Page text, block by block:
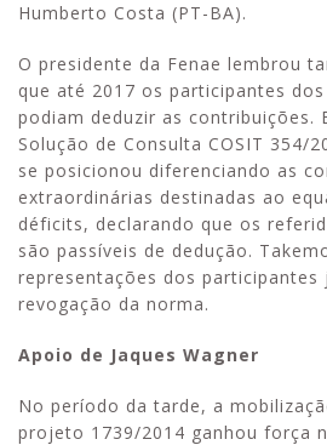
Humberto Costa (PT-BA).
O presidente da Fenae lembrou
que até 2017 os participantes
podiam deduzir as contribuições.
Solução de Consulta COSIT 354/
se posicionou diferenciando as
extraordinárias destinadas ao
déficits, declarando que os
são passíveis de dedução.
representações dos participantes
revogação da norma.
Apoio de Jaques Wagner
No período da tarde, a
projeto 1739/2014 ganhou força